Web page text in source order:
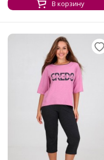
В корзину